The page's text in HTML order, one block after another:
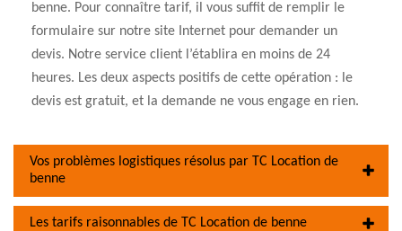
benne. Pour connaître tarif, il vous suffit de remplir le
formulaire sur notre site Internet pour demander un
devis. Notre service client l’établira en moins de 24
heures. Les deux aspects positifs de cette opération : le
devis est gratuit, et la demande ne vous engage en rien.
Vos problèmes logistiques résolus par TC Location de
benne
Les tarifs raisonnables de TC Location de benne